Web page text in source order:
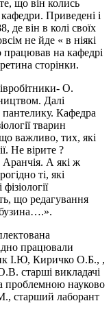
що він колись
Приведені і
де він в колі своїх
не йде « в ніякі
на кафедрі
сторінки.
О.
Далі
пантелику. Кафедра
тварин
важливо, тих, які
Не вірите ?
Аранчія. А які ж
ті, які
що редагування
працювали
І.Ю, Киричко О.Б., ,
старші викладачі
проблемною науково
старший лаборант